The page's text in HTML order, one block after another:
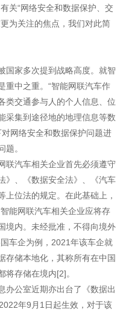
关“网络安全和数据保护、交
为关注的焦点，我们对此简
国家多次提到战略高度。就智
重中之重。“智能网联汽车作
类交通参与人的个人信息、位
采集到途径地的地理信息等数
网络安全和数据保护问题进
题。
联汽车相关企业首先必须遵守
》、《数据安全法》、《汽车
上位法的规定。在此基础上，
能网联汽车相关企业应将存
境内。未经批准，不得向境外
车企为例，2021年该车企就
存储本地化，其称所有在中国
将存储在境内[2]。
办公室近期亦出台了《数据出
年9月1日起生效，对于该